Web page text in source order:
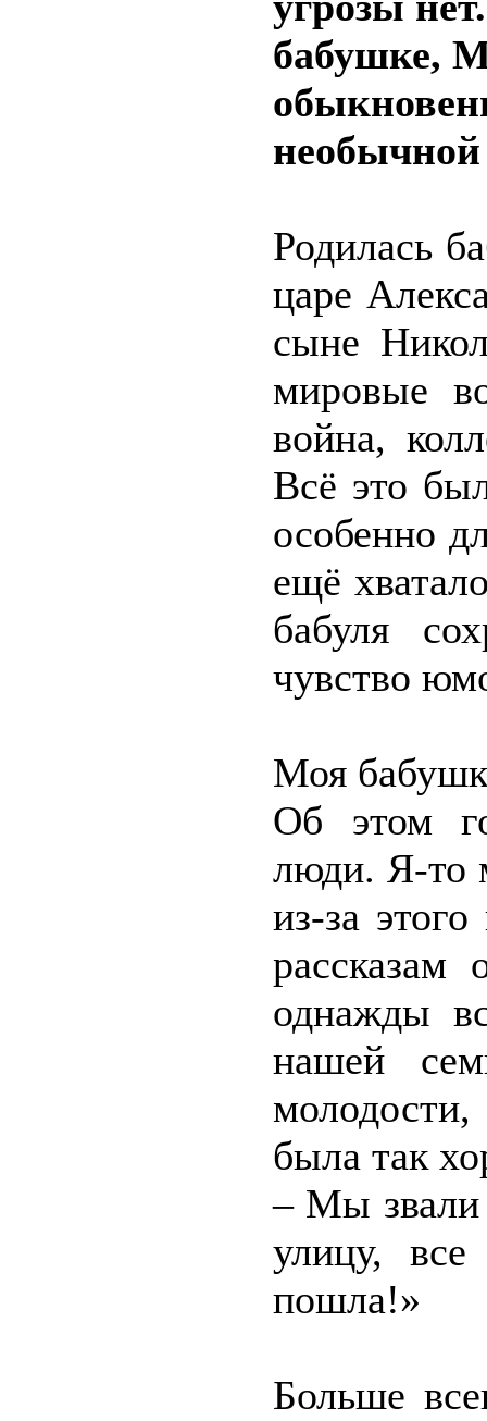
бабушке,
Родилась
царе
сыне
мировые
война,
Всё это
особенно
ещё
бабуля
чувство
Моя
Об этом
люди. Я-то
из-за
рассказам
однажды
нашей
была так
– Мы звали
улицу,
пошла!»
Больше